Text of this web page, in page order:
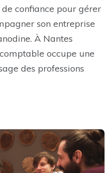
confiance pour gérer
son entreprise
À Nantes
occupe une
des professions